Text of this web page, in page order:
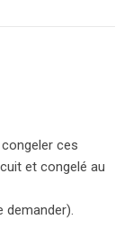
ces
et congelé au
demander).